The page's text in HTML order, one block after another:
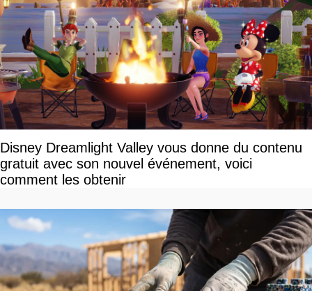
Disney Dreamlight Valley vous donne du contenu
gratuit avec son nouvel événement, voici
comment les obtenir